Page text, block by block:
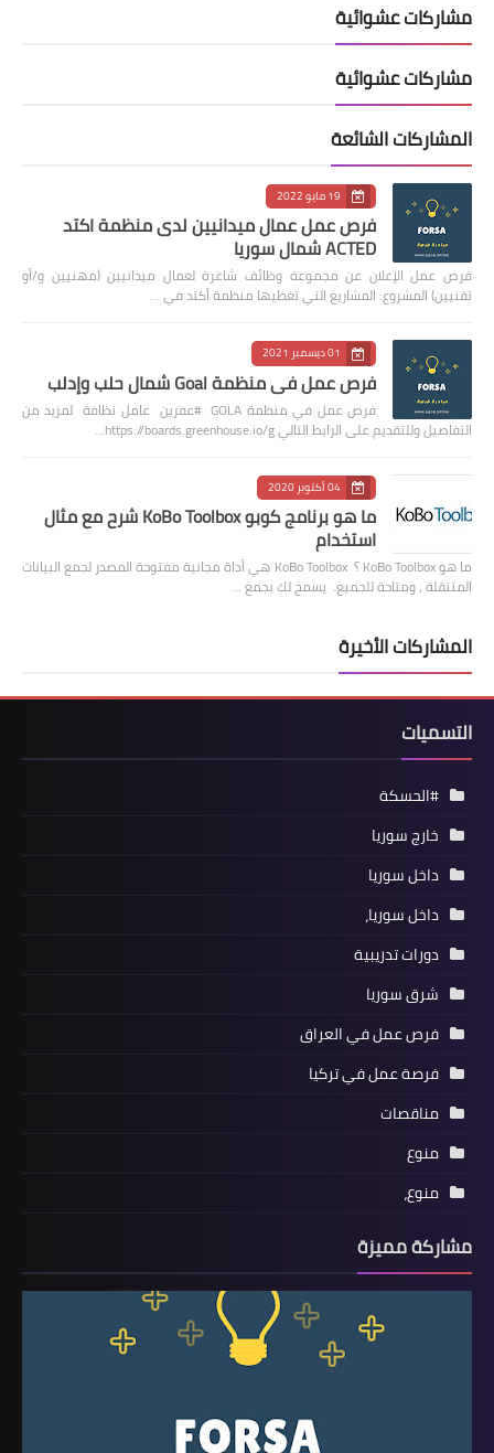
مشاركات عشوائية
مشاركات عشوائية
المشاركات الشائعة
19 مايو 2022
فرص عمل عمال ميدانيين لدى منظمة اكتد
ACTED شمال سوريا
فرص عمل الإعلان عن مجموعة وظائف شاغرة لعمال ميدانيين (مهنيين و/أو
تقنيين) المشروع: المشاريع التي تغطيها منظمة أكتد في …
01 ديسمبر 2021
فرص عمل في منظمة Goal شمال حلب وإدلب
فرص عمل في منظمة GOLA #عفرين عامل نظافة لمزيد من
التفاصيل وللتقديم على الرابط التالي https://boards.greenhouse.io/g…
04 أكتوبر 2020
ما هو برنامج كوبو KoBo Toolbox شرح مع مثال
استخدام
ما هو KoBo Toolbox ؟ KoBo Toolbox هي أداة مجانية مفتوحة المصدر لجمع البيانات
المتنقلة ، ومتاحة للجميع. يسمح لك بجمع …
المشاركات الأخيرة
التسميات
#الحسكة
خارج سوريا
داخل سوريا
داخل سوريا،
دورات تدريبية
شرق سوريا
فرص عمل في العراق
فرصة عمل في تركيا
مناقصات
منوع
منوع،
مشاركة مميزة